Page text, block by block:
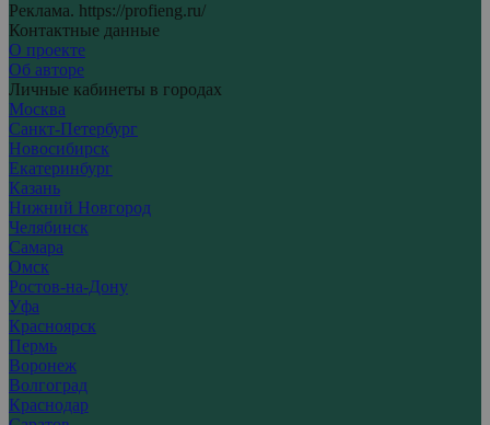
Реклама. https://profieng.ru/
Контактные данные
О проекте
Об авторе
Личные кабинеты в городах
Москва
Санкт-Петербург
Новосибирск
Екатеринбург
Казань
Нижний Новгород
Челябинск
Самара
Омск
Ростов-на-Дону
Уфа
Красноярск
Пермь
Воронеж
Волгоград
Краснодар